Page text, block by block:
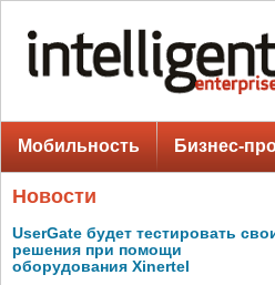
Мобильность Бизнес-
Новости
UserGate будет тестировать
решения при помощи
оборудования Xinertel